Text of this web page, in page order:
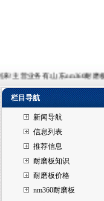
营业务有:山东nm360耐磨板
栏目导航
新闻导航
信息列表
推荐信息
耐磨板知识
耐磨板价格
nm360耐磨板